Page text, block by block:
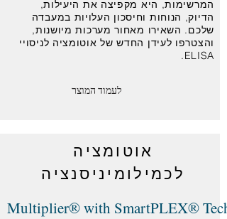
המרשימות, היא מקפיצה את היעילות,
הדיוק, הנוחות וחיסכון העלויות במעבדה
שלכם. השאירו מאחור מערכות מיושנות,
והצטרפו לעידן החדש של אוטומציה לניסויי
ELISA.
לעמוד המוצר
אוטומציה
לכמילומיניסנציה
Multiplier® with SmartPLEX®